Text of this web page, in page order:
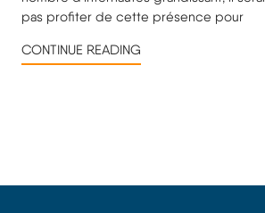
pas profiter de cette présence pour
CONTINUE READING